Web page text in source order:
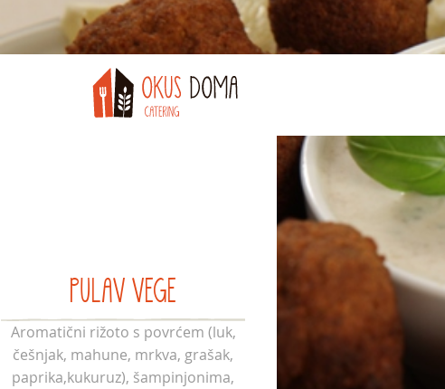
PULAV VEGE
Aromatični rižoto s povrćem (luk,
češnjak, mahune, mrkva, grašak,
paprika,kukuruz), šampinjonima,